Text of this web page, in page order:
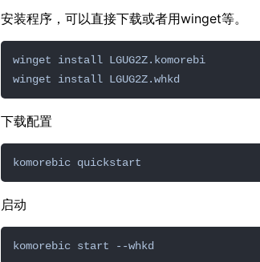
安装程序，可以直接下载或者用winget等。
下载配置
启动